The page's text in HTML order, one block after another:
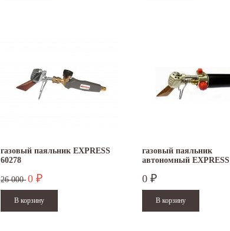
газовый паяльник EXPRESS
60278
26 000 0 ₽
газовый паяльник
автономный EXPRESS
0 ₽